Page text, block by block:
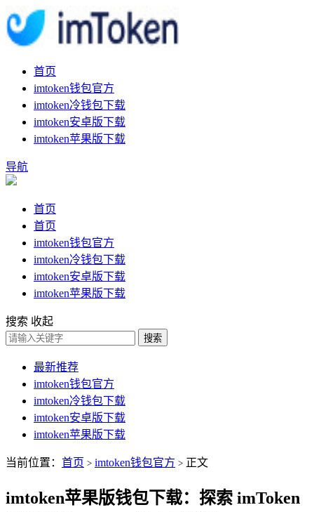
首页
imtoken钱包官方
imtoken冷钱包下载
imtoken安卓版下载
imtoken苹果版下载
导航
首页
首页
imtoken钱包官方
imtoken冷钱包下载
imtoken安卓版下载
imtoken苹果版下载
搜索 收起
搜索
最新推荐
imtoken钱包官方
imtoken冷钱包下载
imtoken安卓版下载
imtoken苹果版下载
当前位置： 首页 > imtoken钱包官方 > 正文
imtoken苹果版钱包下载：探索 imToken